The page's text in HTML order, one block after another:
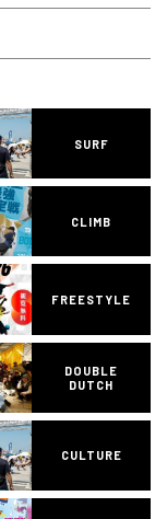
SURF
CLIMB
FREESTYLE
DOUBLE
DUTCH
CULTURE